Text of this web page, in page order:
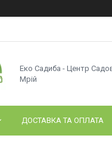
Еко Садиба - Центр
Мрій
ДОСТАВКА ТА ОПЛАТА